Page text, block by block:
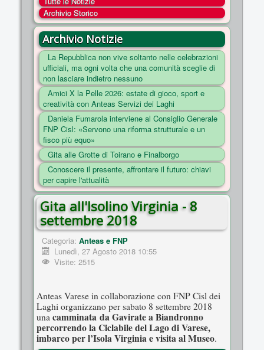
COSA FACCIAMO
ENTI
NOTIZIE
ESSENZIALI
MAPPA DEL SITO
CONVENZIONI
FOTO
SOCIAL
Archivio Storico
Archivio Notizie
La Repubblica non vive soltanto nelle celebrazioni
ufficiali, ma ogni volta che una comunità sceglie di
non lasciare indietro nessuno
Amici X la Pelle 2026: estate di gioco, sport e
creatività con Anteas Servizi dei Laghi
Daniela Fumarola interviene al Consiglio Generale
FNP Cisl: «Servono una riforma strutturale e un
fisco più equo»
Gita alle Grotte di Toirano e Finalborgo
Conoscere il presente, affrontare il futuro: chiavi
per capire l'attualità
Gita all'Isolino Virginia - 8
settembre 2018
Categoria: Anteas e FNP
Lunedì, 27 Agosto 2018 10:55
Visite: 2515
Anteas Varese in collaborazione con FNP Cisl dei
Laghi organizzano per sabato 8 settembre 2018
una camminata da Gavirate a Biandronno
percorrendo la Ciclabile del Lago di Varese,
imbarco per l’Isola Virginia e visita al Museo.